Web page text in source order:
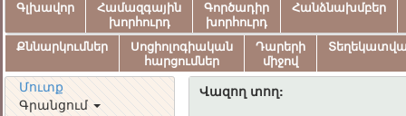
Գլխավոր
Համազգային
խորհուրդ
Գործադիր
խորհուրդ
Հանձնախմբեր
Քննարկումներ
Սոցիոլոգիական
հարցումներ
Դարերի
միջով
Մուտք
Գրանցում
Վազող տող: